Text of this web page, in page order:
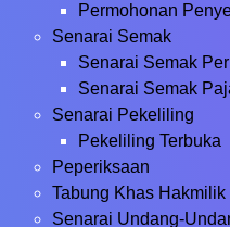
Permohonan
Senarai Semak
Senarai Semak
Senarai Semak
Senarai Pekeliling
Pekeliling Terbuka
Peperiksaan
Tabung Khas Hakmilik
Senarai Undang-